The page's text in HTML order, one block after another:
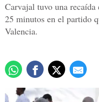
Carvajal tuvo una
25 minutos en el partido
Valencia.